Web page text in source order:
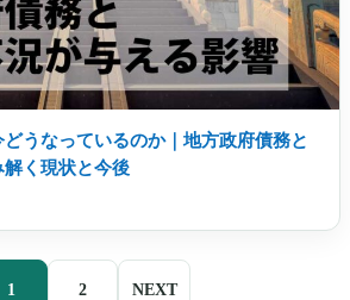
うなっているのか｜地方政府債務と
く現状と今後
1 2 NEXT